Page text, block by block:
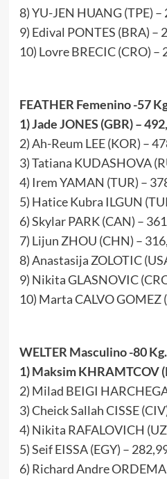
8) YU-JEN HUANG (TPE) –
9) Edival PONTES (BRA) –
10) Lovre BRECIC (CRO) –
FEATHER Femenino -57
1) Jade JONES (GBR) –
2) Ah-Reum LEE (KOR) –
3) Tatiana KUDASHOVA
4) Irem YAMAN (TUR) –
5) Hatice Kubra ILGUN
6) Skylar PARK (CAN) –
7) Lijun ZHOU (CHN) –
8) Anastasija ZOLOTIC
9) Nikita GLASNOVIC
10) Marta CALVO GOMEZ
WELTER Masculino -80 Kg.
1) Maksim KHRAMTCOV
2) Milad BEIGI
3) Cheick Sallah CISSE
4) Nikita RAFALOVICH
5) Seif EISSA (EGY) –
6) Richard Andre